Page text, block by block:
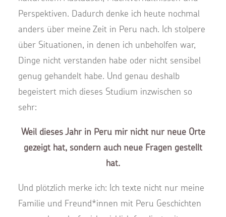
Perspektiven. Dadurch denke ich heute nochmal
anders über meine Zeit in Peru nach. Ich stolpere
über Situationen, in denen ich unbeholfen war,
Dinge nicht verstanden habe oder nicht sensibel
genug gehandelt habe. Und genau deshalb
begeistert mich dieses Studium inzwischen so
sehr:
Weil dieses Jahr in Peru mir nicht nur neue Orte
gezeigt hat, sondern auch neue Fragen gestellt
hat.
Und plötzlich merke ich: Ich texte nicht nur meine
Familie und Freund*innen mit Peru Geschichten